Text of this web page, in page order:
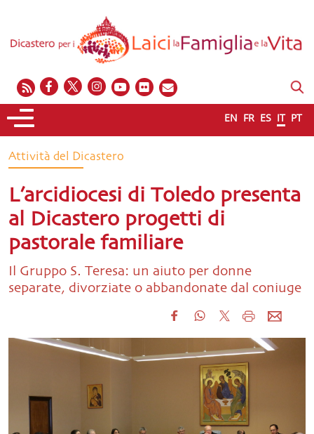
EN FR ES IT PT
Attività del Dicastero
L’arcidiocesi di Toledo presenta
al Dicastero progetti di
pastorale familiare
Il Gruppo S. Teresa: un aiuto per donne
separate, divorziate o abbandonate dal coniuge